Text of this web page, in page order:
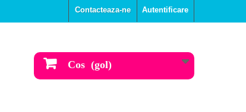
Autentificare
Contacteaza-ne
Cos (gol)